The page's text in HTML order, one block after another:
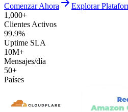
Comenzar Ahora
Explorar
1,000+
Clientes Activos
99.9%
Uptime SLA
10M+
Mensajes/día
50+
Países